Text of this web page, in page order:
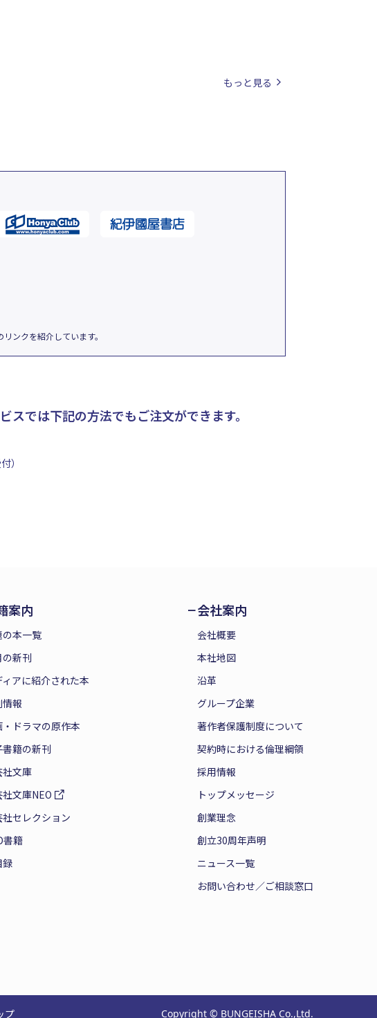
もっと見る
ンクを紹介しています。
では下記の方法でもご注文ができます。
）
案内
の本一覧
新刊
ィアに紹介された本
報
・ドラマの原作本
書籍の新刊
社文庫
文庫NEO
社セレクション
書籍
録
会社案内
会社概要
本社地図
沿革
グループ企業
著作者保護制度について
契約時における倫理綱領
採用情報
トップメッセージ
創業理念
創立30周年声明
ニュース一覧
お問い合わせ／ご相談窓口
プ Copyright © BUNGEISHA Co.,Ltd.